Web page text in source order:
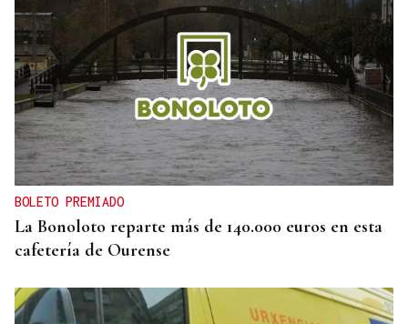
INMOBILIARIA
La vivienda se dispara en el centro de Madrid:
crece el doble que los salarios en la última década
BOLETO PREMIADO
La Bonoloto reparte más de 140.000 euros en esta
cafetería de Ourense